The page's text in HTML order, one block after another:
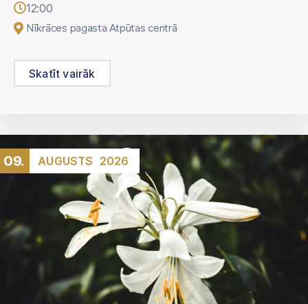
12:00
Nīkrāces pagasta Atpūtas centrā
Skatīt vairāk
09. AUGUSTS 2026